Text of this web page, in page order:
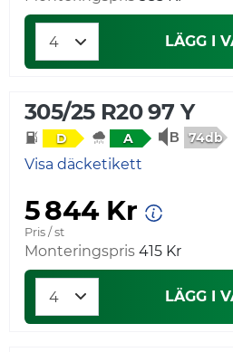
LÄGG I
305/25 R20 97 Y
D A 74db
Visa däcketikett
5 844 Kr
Pris / st
Monteringspris 415 Kr
LÄGG I